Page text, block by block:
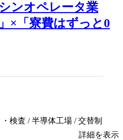
ンオペレータ業
×「寮費はずっと0
検査 / 半導体工場 / 交替制
詳細を表示